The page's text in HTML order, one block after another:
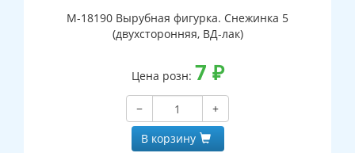
М-18190 Вырубная фигурка. Снежинка 5
(двухсторонняя, ВД-лак)
Цена розн: 7 ₽
−
+
В корзину